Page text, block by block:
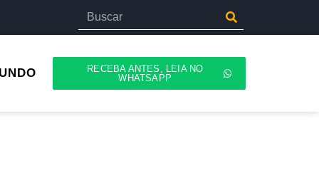
RECEBA ANTES, LEIA NO
WHATSAPP